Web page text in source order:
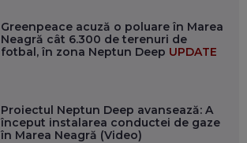
Greenpeace acuză o poluare în Marea
Neagră cât 6.300 de terenuri de
fotbal, în zona Neptun Deep UPDATE
Proiectul Neptun Deep avansează: A
început instalarea conductei de gaze
în Marea Neagră (Video)